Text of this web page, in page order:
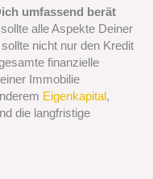
umfassend berät
sollte alle Aspekte Deiner
nicht nur den Kredit
finanzielle
Immobilie
Eigenkapital,
die langfristige